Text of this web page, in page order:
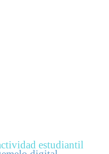
estudiantil